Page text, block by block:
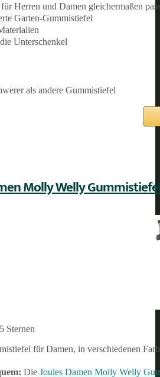
Herren und Damen gleichermaßen
Garten-Gummistiefel
Unterschenkel
als andere Gummistiefel
Molly Welly
Sternen
für Damen, in verschiedenen
Die Joules Damen Molly Welly